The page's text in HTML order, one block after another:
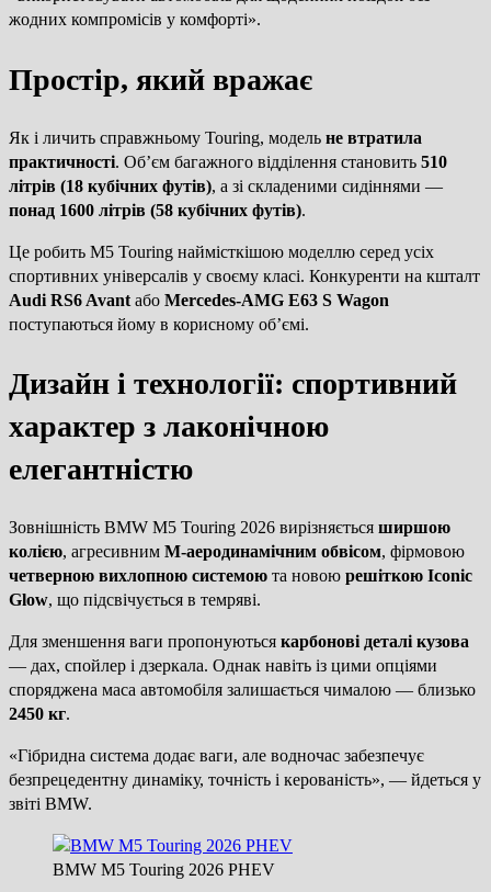
жодних компромісів у комфорті».
Простір, який вражає
Як і личить справжньому Touring, модель не втратила
практичності. Об’єм багажного відділення становить 510
літрів (18 кубічних футів), а зі складеними сидіннями —
понад 1600 літрів (58 кубічних футів).
Це робить M5 Touring наймісткішою моделлю серед усіх
спортивних універсалів у своєму класі. Конкуренти на кшталт
Audi RS6 Avant або Mercedes-AMG E63 S Wagon
поступаються йому в корисному об’ємі.
Дизайн і технології: спортивний
характер з лаконічною
елегантністю
Зовнішність BMW M5 Touring 2026 вирізняється ширшою
колією, агресивним M-аеродинамічним обвісом, фірмовою
четверною вихлопною системою та новою решіткою Iconic
Glow, що підсвічується в темряві.
Для зменшення ваги пропонуються карбонові деталі кузова
— дах, спойлер і дзеркала. Однак навіть із цими опціями
споряджена маса автомобіля залишається чималою — близько
2450 кг.
«Гібридна система додає ваги, але водночас забезпечує
безпрецедентну динаміку, точність і керованість», — йдеться у
звіті BMW.
BMW M5 Touring 2026 PHEV